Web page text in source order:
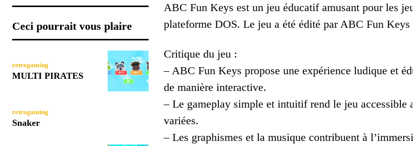
Ceci pourrait vous plaire
retrogaming
MULTI PIRATES
retrogaming
Snaker
ABC Fun Keys est un jeu éducatif amusant pour les
plateforme DOS. Le jeu a été édité par ABC Fun
Critique du jeu :
– ABC Fun Keys propose une expérience ludique et
de manière interactive.
– Le gameplay simple et intuitif rend le jeu accessible
variées.
– Les graphismes et la musique contribuent à